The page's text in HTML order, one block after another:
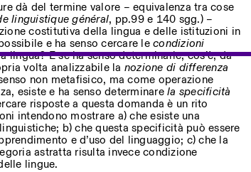
dà del termine valore – equivalenza tra cose
linguistique général, pp.99 e 140 sgg.) –
costitutiva della lingua e delle istituzioni in
e ha senso cercare le condizioni
lingua? E se ha senso determinarle, cos’è, da
volta analizzabile la nozione di differenza
non metafisico, ma come operazione
esiste e ha senso determinare la specificità
risposte a questa domanda è un rito
intendono mostrare a) che esiste una
b) che questa specificità può essere
e d’uso del linguaggio; c) che la
astratta risulta invece condizione
lingue.